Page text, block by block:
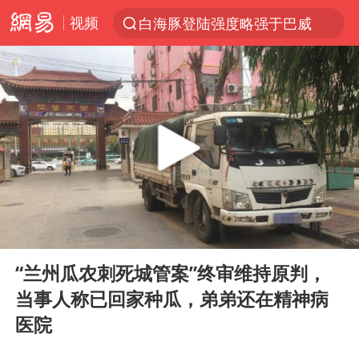
视频
白海豚登陆强度略强于巴威
上半年我国经营主体结构持续优化
《披荆斩棘2026》阵容官宣
杭州机场已取消航班388架次
浙江省委书记：该停下的坚决停下来
中国籍豪华游艇富商之子在泰国被杀
美将每月供乌爱国者拦截导弹
白海豚北上或致京津冀暴雨
10余省份将出现强风雨 局地特大暴雨
Play
01:07
“兰州瓜农刺死城管案”终审维持原判，
当事人称已回家种瓜，弟弟还在精神病
医院